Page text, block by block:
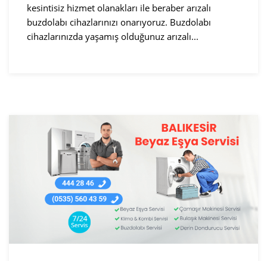
kesintisiz hizmet olanakları ile beraber arızalı
buzdolabı cihazlarınızı onarıyoruz. Buzdolabı
cihazlarınızda yaşamış olduğunuz arızalı...